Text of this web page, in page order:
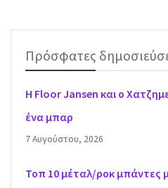
Πρόσφατες
H Floor Jansen και ο
ένα μπαρ
7 Αυγούστου, 2026
Τοπ 10 μέταλ/ροκ μπάντες